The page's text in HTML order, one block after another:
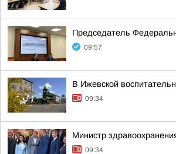
Председатель
09:57
В Ижевской
09:34
Министр
09:34